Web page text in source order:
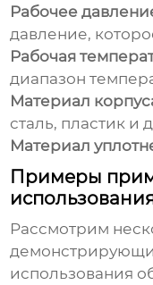
Рабочее
давление,
Рабочая
диапазон
Материал
сталь, пластик и
Материал
Примеры
Рассмотрим
использования